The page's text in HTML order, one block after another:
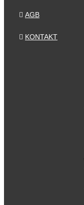
AGB
KONTAKT